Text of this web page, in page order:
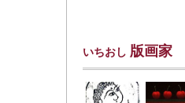
いちおし 版画家